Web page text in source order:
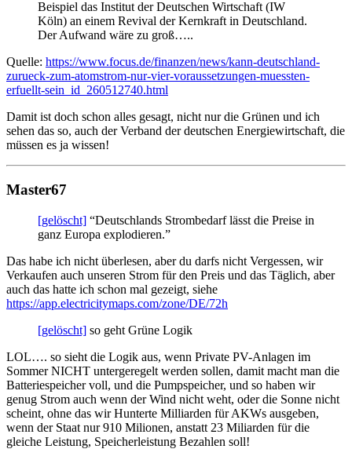
Beispiel das Institut der Deutschen Wirtschaft (IW
Köln) an einem Revival der Kernkraft in Deutschland.
Der Aufwand wäre zu groß…..
Quelle: https://www.focus.de/finanzen/news/kann-deutschland-
zurueck-zum-atomstrom-nur-vier-voraussetzungen-muessten-
erfuellt-sein_id_260512740.html
Damit ist doch schon alles gesagt, nicht nur die Grünen und ich
sehen das so, auch der Verband der deutschen Energiewirtschaft, die
müssen es ja wissen!
Master67
[gelöscht] “Deutschlands Strombedarf lässt die Preise in
ganz Europa explodieren.”
Das habe ich nicht überlesen, aber du darfs nicht Vergessen, wir
Verkaufen auch unseren Strom für den Preis und das Täglich, aber
auch das hatte ich schon mal gezeigt, siehe
https://app.electricitymaps.com/zone/DE/72h
[gelöscht] so geht Grüne Logik
LOL…. so sieht die Logik aus, wenn Private PV-Anlagen im
Sommer NICHT untergeregelt werden sollen, damit macht man die
Batteriespeicher voll, und die Pumpspeicher, und so haben wir
genug Strom auch wenn der Wind nicht weht, oder die Sonne nicht
scheint, ohne das wir Hunterte Milliarden für AKWs ausgeben,
wenn der Staat nur 910 Milionen, anstatt 23 Miliarden für die
gleiche Leistung, Speicherleistung Bezahlen soll!